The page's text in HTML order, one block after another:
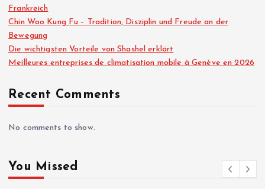
Frankreich
Chin Woo Kung Fu – Tradition, Disziplin und Freude an der
Bewegung
Die wichtigsten Vorteile von Shashel erklärt
Meilleures entreprises de climatisation mobile à Genève en 2026
Recent Comments
No comments to show.
You Missed